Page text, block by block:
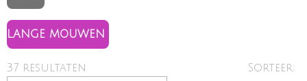
LANGE MOUWEN
37 resultaten Sorteer: